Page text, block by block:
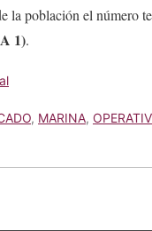
la población el número
1).
, MARINA,